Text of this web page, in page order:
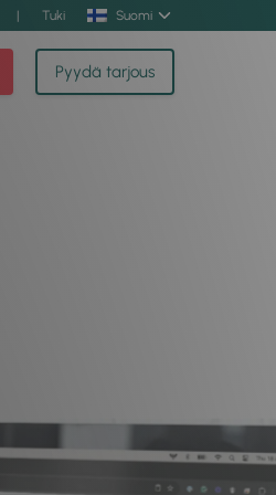
| Tuki Suomi
Pyydä tarjous